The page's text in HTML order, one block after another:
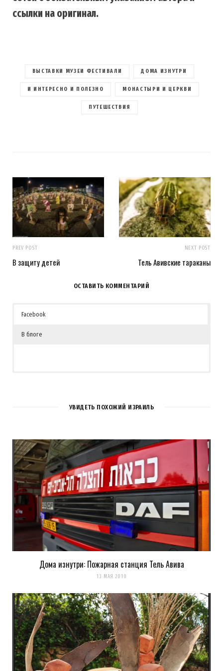
ссылки на оригинал.
ВЫСТАВКИ МУЗЕИ ФЕСТИВАЛИ ДОМА ИЗНУТРИ
И ИНТЕРЕСНО И ПОЛЕЗНО МОНАСТЫРИ И ЦЕРКВИ
ПУТЕШЕСТВИЯ
PREV POST
В защиту детей
NEXT POST
Тель Авивские тараканы
ОСТАВИТЬ КОММЕНТАРИЙ
Facebook
В блоге
3КОММЕНТАРИЯ
Алекс
13 ЛЕТ AGO
REPLY
Отлично, побольше бы таких постов!
Загрузка...
стараюсь)
Загрузка...
УВИДЕТЬ ПОХОЖИЙ ИЗРАИЛЬ
Дома изнутри: Пожарная станция Тель Авива
13 МАЯ 2010